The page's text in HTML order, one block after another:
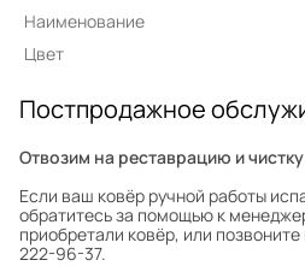
Наименование
Цвет
Постпродажное
Отвозим на реставрацию и
Если ваш ковёр ручной работы
обратитесь за помощью к
приобретали ковёр, или
222-96-37.